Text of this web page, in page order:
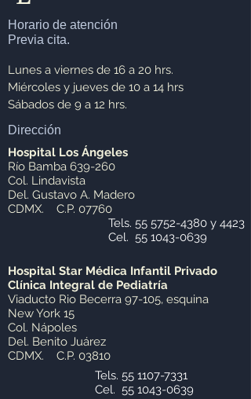
Horario de atención
Previa cita.
Lunes a viernes de 16 a 20 hrs.
Miércoles y jueves de 10 a 14 hrs
Sábados de 9 a 12 hrs.
Dirección
Hospital Los Ángeles
Río Bamba 639-260
Col. Lindavista
Del. Gustavo A. Madero
CDMX. C.P. 07760
Tels. 55 5752-4380 y 4423
Cel. 55 1043-0639
Hospital Star Médica Infantil Privado
Clínica Integral de Pediatría
Viaducto Rio Becerra 97-105, esquina
New York 15
Col. Nápoles
Del. Benito Juárez
CDMX. C.P. 03810
Tels. 55 1107-7331
Cel. 55 1043-0639